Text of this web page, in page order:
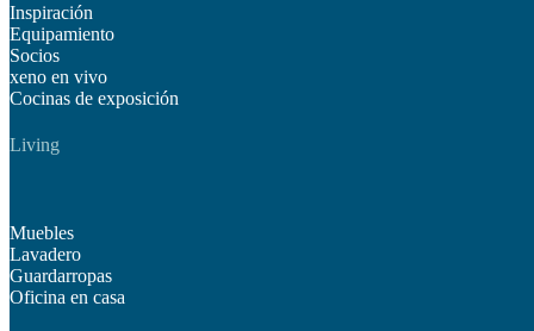
Inspiración
Equipamiento
Socios
xeno en vivo
Cocinas de exposición
Living
Muebles
Lavadero
Guardarropas
Oficina en casa